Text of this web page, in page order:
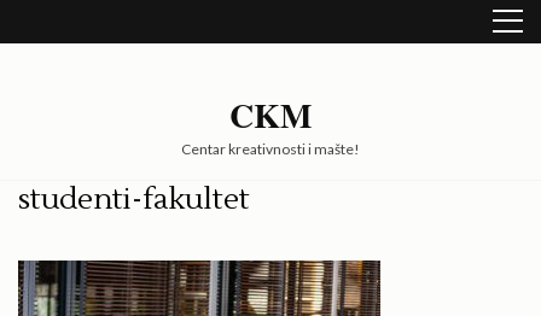
to
CKM
Centar kreativnosti i mašte!
studenti-fakultet